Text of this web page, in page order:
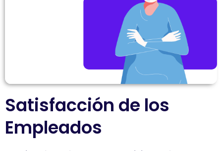
Satisfacción de los
Empleados